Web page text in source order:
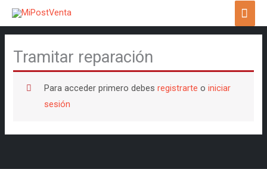
Tramitar reparación
Para acceder primero debes registrarte o iniciar
sesión